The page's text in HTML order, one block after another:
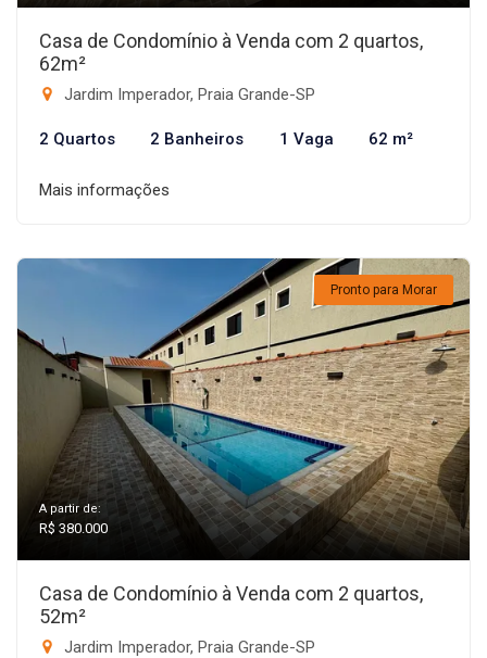
Casa de Condomínio à Venda com 2 quartos,
62m²
Jardim Imperador, Praia Grande-SP
2 Quartos 2 Banheiros 1 Vaga 62 m²
Mais informações
Pronto para Morar
A partir de:
R$ 380.000
Casa de Condomínio à Venda com 2 quartos,
52m²
Jardim Imperador, Praia Grande-SP